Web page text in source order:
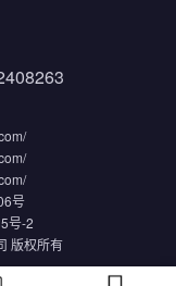
号
号-2
版权所有